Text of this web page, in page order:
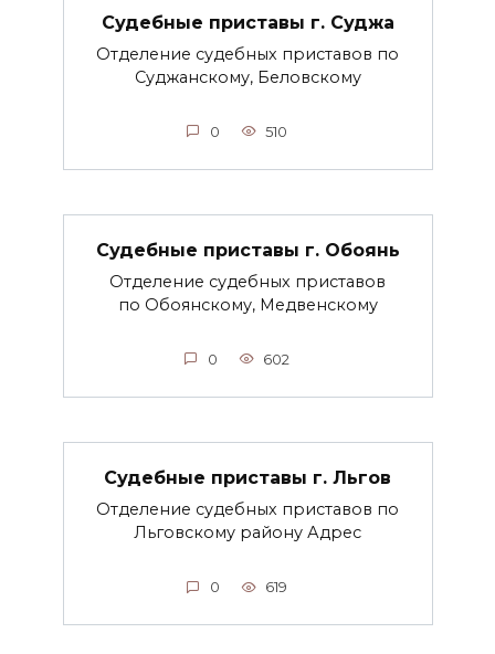
Судебные приставы г. Суджа
Отделение судебных приставов по
Суджанскому, Беловскому
0 510
Судебные приставы г. Обоянь
Отделение судебных приставов
по Обоянскому, Медвенскому
0 602
Судебные приставы г. Льгов
Отделение судебных приставов по
Льговскому району Адрес
0 619